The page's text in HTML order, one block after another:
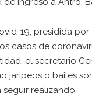
19, presidida
casos de
el secretario
jaripeos o bailes
realizando.